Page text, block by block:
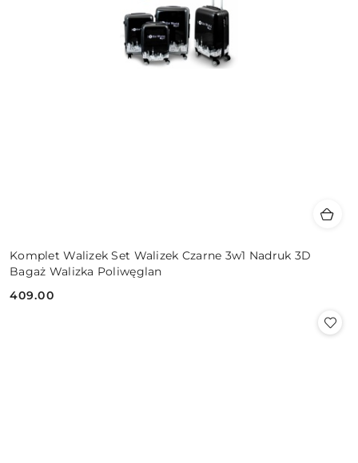
Komplet Walizek Set Walizek Czarne 3w1 Nadruk 3D
Bagaż Walizka Poliwęglan
Cena:
409.00